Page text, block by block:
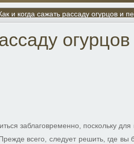
и когда сажать рассаду огурцов и
огурцов
заблаговременно, поскольку для
всего, следует решить, где вы